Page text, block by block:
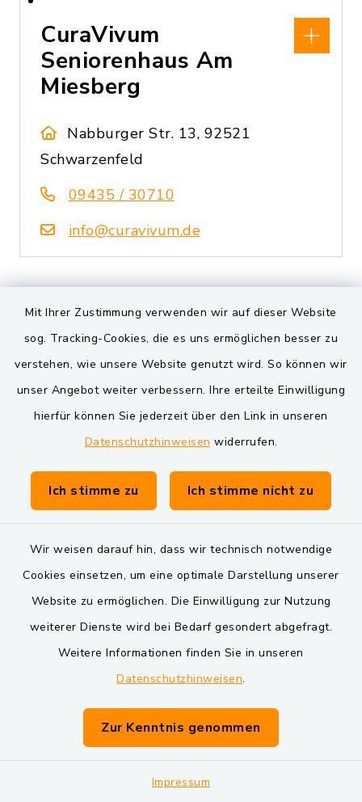
Mit Ihrer Zustimmung verwenden wir auf dieser Website
sog. Tracking-Cookies, die es uns ermöglichen besser zu
verstehen, wie unsere Website genutzt wird. So können wir
unser Angebot weiter verbessern. Ihre erteilte Einwilligung
hierfür können Sie jederzeit über den Link in unseren
Datenschutzhinweisen widerrufen.
Ich stimme zu Ich stimme nicht zu
Wir weisen darauf hin, dass wir technisch notwendige
Cookies einsetzen, um eine optimale Darstellung unserer
Website zu ermöglichen. Die Einwilligung zur Nutzung
weiterer Dienste wird bei Bedarf gesondert abgefragt.
Weitere Informationen finden Sie in unseren
Datenschutzhinweisen.
Zur Kenntnis genommen
Impressum
CuraVivum
Seniorenhaus Am
Miesberg
Nabburger Str. 13, 92521
Schwarzenfeld
09435 / 30710
info@curavivum.de
D
Debeka Versichern
Bausparen
Amberger Strasse 34, 92521
Schwarzenfeld
Andreas Burgdorf
09435 3 00 00 54
Delikatessen
Manufaktur Bergler-
Fischer
Bahnhofstraße 10, 92521